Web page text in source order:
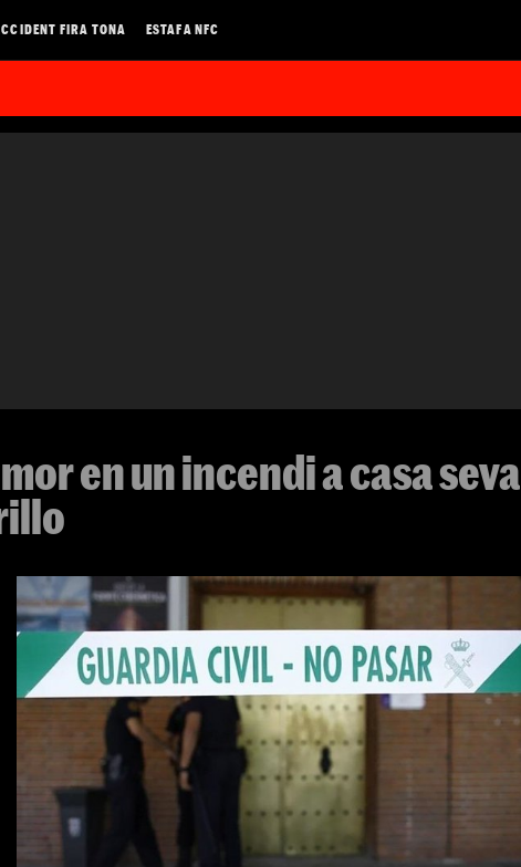
FIRA TONA ESTAFA NFC
en un incendi a casa seva